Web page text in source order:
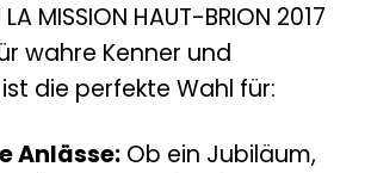
MISSION HAUT-BRION 2017
wahre Kenner und
ist die perfekte Wahl für:
Anlässe:Ob ein Jubiläum,